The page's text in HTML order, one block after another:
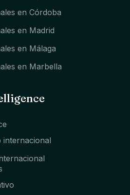
en Córdoba
en Madrid
en Málaga
en Marbella
internacional